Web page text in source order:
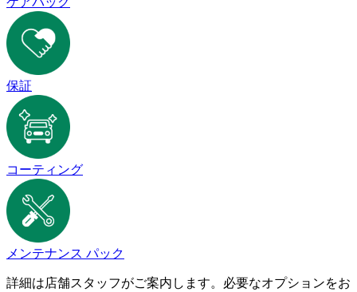
保証
コーティング
メンテナンス パック
詳細は店舗スタッフがご案内します。必要なオプションをお